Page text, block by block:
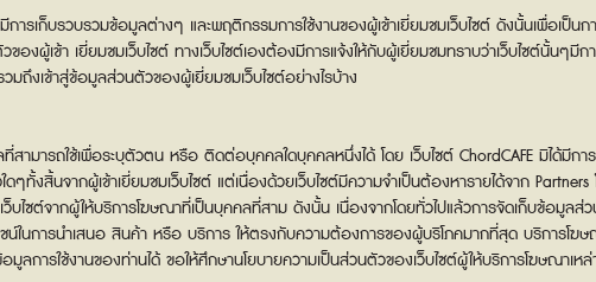
การเก็บรวบรวมข้อมูลต่างๆ และพฤติกรรมการใช้งานของผู้เข้าเยี่ยมชมเว็บไซต์ ดังนั้นเพื่อเป็น
องผู้เข้า เยี่ยมชมเว็บไซต์ ทางเว็บไซต์เองต้องมีการแจ้งให้กับผู้เยี่ยมชมทราบว่าเว็บไซต์นั้นๆมีก
ถึงเข้าสู่ข้อมูลส่วนตัวของผู้เยี่ยมชมเว็บไซต์อย่างไรบ้าง
ามารถใช้เพื่อระบุตัวตน หรือ ติดต่อบุคคลใดบุคคลหนึ่งได้ โดย เว็บไซต์ ChordCAFE มิได้มีกา
ทั้งสิ้นจากผู้เข้าเยี่ยมชมเว็บไซต์ แต่เนื่องด้วยเว็บไซต์มีความจำเป็นต้องหารายได้จาก Partners
บไซต์จากผู้ให้บริการโฆษณาที่เป็นบุคคลที่สาม ดังนั้น เนื่องจากโดยทั่วไปแล้วการจัดเก็บข้อมูล
ยชน์ในการนำเสนอ สินค้า หรือ บริการ ให้ตรงกับความต้องการของผู้บริโภคมากที่สุด บริการโฆ
ลการใช้งานของท่านได้ ขอให้ศึกษานโยบายความเป็นส่วนตัวของเว็บไซต์ผู้ให้บริการโฆษณาเห